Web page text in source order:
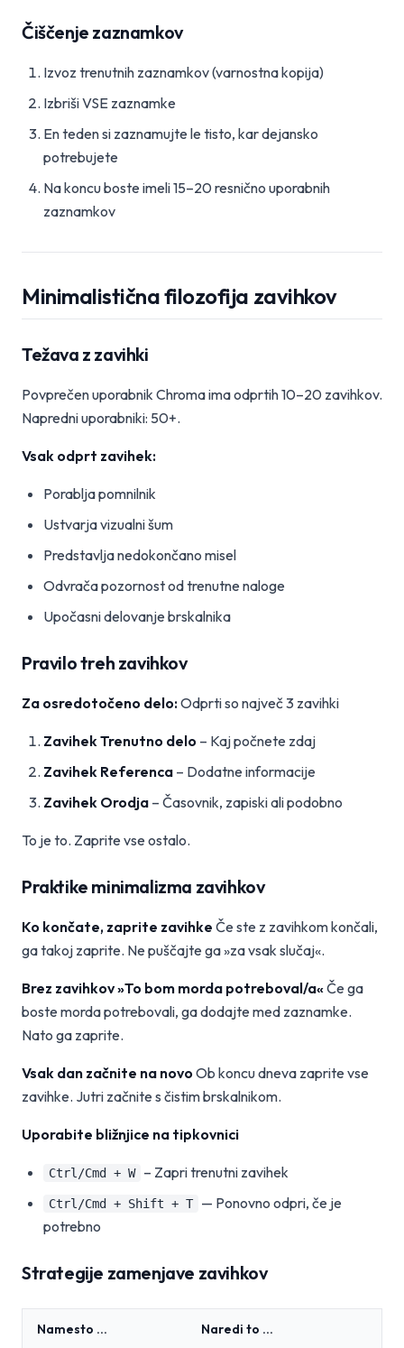
Čiščenje zaznamkov
Izvoz trenutnih zaznamkov (varnostna kopija)
Izbriši VSE zaznamke
En teden si zaznamujte le tisto, kar dejansko
potrebujete
Na koncu boste imeli 15–20 resnično uporabnih
zaznamkov
Minimalistična filozofija zavihkov
Težava z zavihki
Povprečen uporabnik Chroma ima odprtih 10–20 zavihkov.
Napredni uporabniki: 50+.
Vsak odprt zavihek:
Porablja pomnilnik
Ustvarja vizualni šum
Predstavlja nedokončano misel
Odvrača pozornost od trenutne naloge
Upočasni delovanje brskalnika
Pravilo treh zavihkov
Za osredotočeno delo:Odprti so največ 3 zavihki
Zavihek Trenutno delo – Kaj počnete zdaj
Zavihek Referenca – Dodatne informacije
Zavihek Orodja – Časovnik, zapiski ali podobno
To je to. Zaprite vse ostalo.
Praktike minimalizma zavihkov
Ko končate, zaprite zavihke Če ste z zavihkom končali,
ga takoj zaprite. Ne puščajte ga »za vsak slučaj«.
Brez zavihkov »To bom morda potreboval/a«Če ga
boste morda potrebovali, ga dodajte med zaznamke.
Nato ga zaprite.
Vsak dan začnite na novo Ob koncu dneva zaprite vse
zavihke. Jutri začnite s čistim brskalnikom.
Uporabite bližnjice na tipkovnici
Ctrl/Cmd + W – Zapri trenutni zavihek
Ctrl/Cmd + Shift + T
— Ponovno odpri, če je
potrebno
Strategije zamenjave zavihkov
Namesto ... Naredi to ...